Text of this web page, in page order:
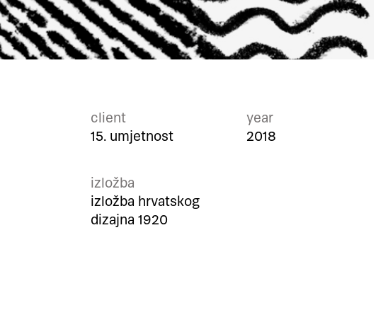
client
15. umjetnost
year
2018
izložba
izložba hrvatskog
dizajna 1920